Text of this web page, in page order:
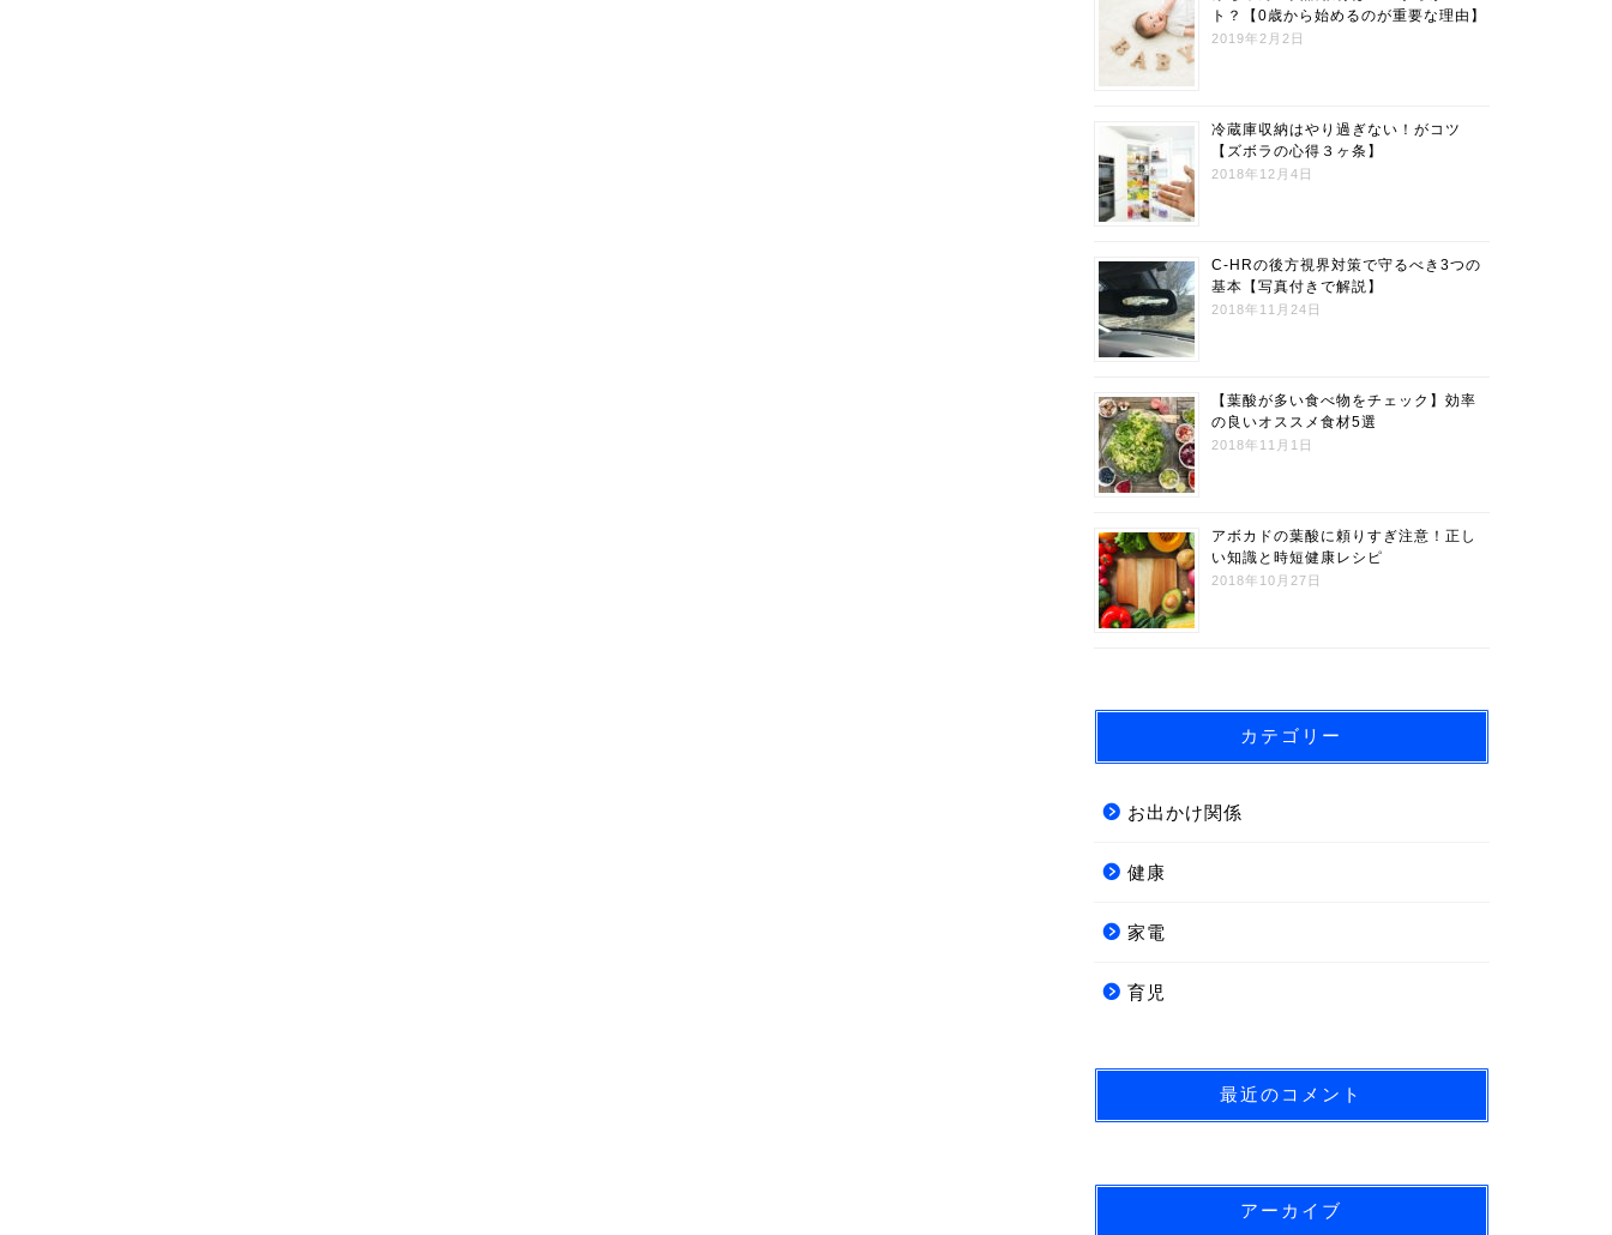
ト？【0歳から始めるのが重要な理由】
2019年2月2日
冷蔵庫収納はやり過ぎない！がコツ
【ズボラの心得３ヶ条】
2018年12月4日
C-HRの後方視界対策で守るべき3つの
基本【写真付きで解説】
2018年11月24日
【葉酸が多い食べ物をチェック】効率
の良いオススメ食材5選
2018年11月1日
アボカドの葉酸に頼りすぎ注意！正し
い知識と時短健康レシピ
2018年10月27日
カテゴリー
お出かけ関係
健康
家電
育児
最近のコメント
アーカイブ